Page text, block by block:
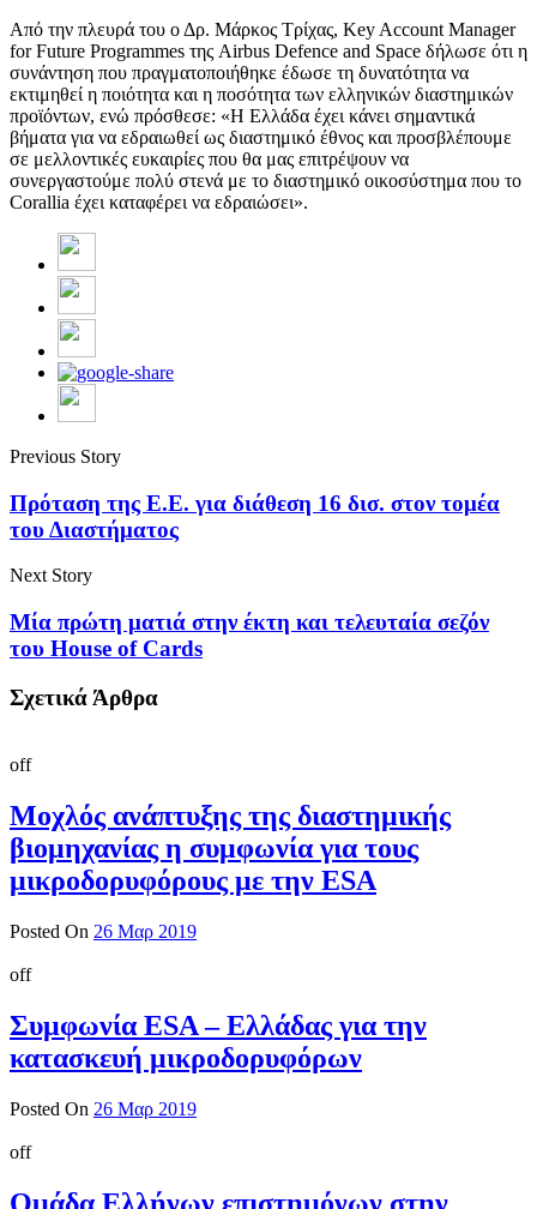
Από την πλευρά του ο Δρ. Μάρκος Τρίχας, Key Account Manager
for Future Programmes της Airbus Defence and Space δήλωσε ότι η
συνάντηση που πραγματοποιήθηκε έδωσε τη δυνατότητα να
εκτιμηθεί η ποιότητα και η ποσότητα των ελληνικών διαστημικών
προϊόντων, ενώ πρόσθεσε: «Η Ελλάδα έχει κάνει σημαντικά
βήματα για να εδραιωθεί ως διαστημικό έθνος και προσβλέπουμε
σε μελλοντικές ευκαιρίες που θα μας επιτρέψουν να
συνεργαστούμε πολύ στενά με το διαστημικό οικοσύστημα που το
Corallia έχει καταφέρει να εδραιώσει».
Previous Story
Πρόταση της Ε.Ε. για διάθεση 16 δισ. στον τομέα
του Διαστήματος
Next Story
Μία πρώτη ματιά στην έκτη και τελευταία σεζόν
του House of Cards
Σχετικά Άρθρα
off
Μοχλός ανάπτυξης της διαστημικής
βιομηχανίας η συμφωνία για τους
μικροδορυφόρους με την ESA
Posted On 26 Μαρ 2019
off
Συμφωνία ESA – Ελλάδας για την
κατασκευή μικροδορυφόρων
Posted On 26 Μαρ 2019
off